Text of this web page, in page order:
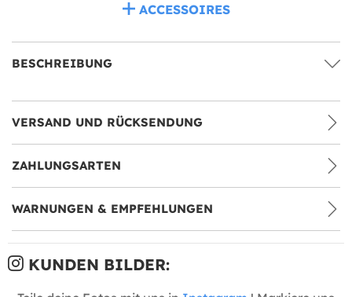
ACCESSOIRES
BESCHREIBUNG
VERSAND UND RÜCKSENDUNG
ZAHLUNGSARTEN
WARNUNGEN & EMPFEHLUNGEN
KUNDEN BILDER: